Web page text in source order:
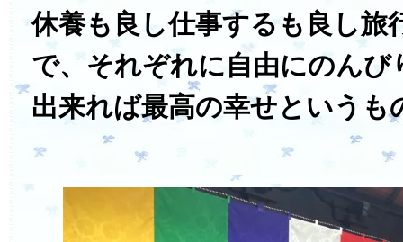
休養も良し仕事するも良し旅
で、それぞれに自由にのんび
出来れば最高の幸せというも